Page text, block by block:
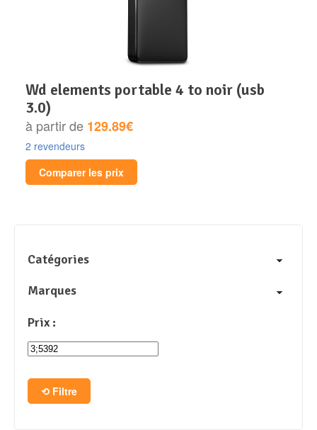
wd elements portable 4 to noir (usb
3.0)
à partir de 129.89€
2 revendeurs
Comparer les prix
Catégories
Marques
Prix :
Filtre